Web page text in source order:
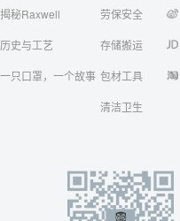
揭秘Raxwell
历史与工艺
一只口罩，一个故事
劳保安全
存储搬运
包材工具
清洁卫生